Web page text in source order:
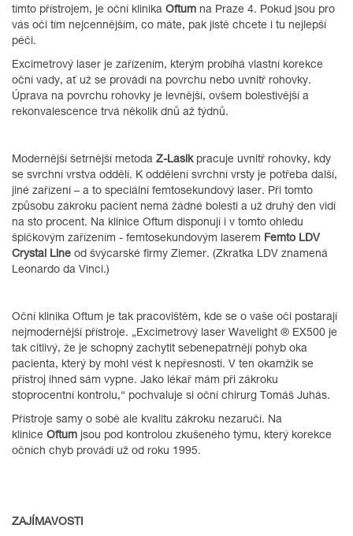
tímto přístrojem, je oční klinika Oftum na Praze 4. Pokud jsou pro
vás oči tím nejcennějším, co máte, pak jistě chcete i tu nejlepší
péči.
Excimetrový laser je zařízením, kterým probíhá vlastní korekce
oční vady, ať už se provádí na povrchu nebo uvnitř rohovky.
Úprava na povrchu rohovky je levnější, ovšem bolestivější a
rekonvalescence trvá několik dnů až týdnů.
Modernější šetrnější metoda Z-Lasikpracuje uvnitř rohovky, kdy
se svrchní vrstva oddělí. K oddělení svrchní vrsty je potřeba další,
jiné zařízení – a to speciální femtosekundový laser. Při tomto
způsobu zákroku pacient nemá žádné bolesti a už druhý den vidí
na sto procent. Na klinice Oftum disponují i v tomto ohledu
špičkovým zařízením - femtosekundovým laserem Femto LDV
Crystal Line od švýcarské firmy Ziemer. (Zkratka LDV znamená
Leonardo da Vinci.)
Oční klinika Oftum je tak pracovištěm, kde se o vaše oči postarají
nejmodernější přístroje. „Excimetrový laser Wavelight ® EX500 je
tak citlivý, že je schopný zachytit sebenepatrnějí pohyb oka
pacienta, který by mohl vést k nepřesnosti. V ten okamžik se
přístroj ihned sám vypne. Jako lékař mám při zákroku
stoprocentní kontrolu,“ pochvaluje si oční chirurg Tomáš Juhás.
Přístroje samy o sobě ale kvalitu zákroku nezaručí. Na
klinice Oftum jsou pod kontrolou zkušeného týmu, který korekce
očních chyb provádí už od roku 1995.
ZAJÍMAVOSTI